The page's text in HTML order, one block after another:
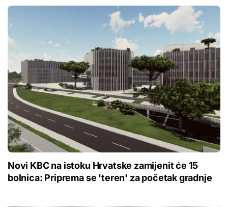
Novi KBC na istoku Hrvatske zamijenit će 15
bolnica: Priprema se 'teren' za početak gradnje